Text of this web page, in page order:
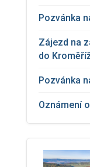
Pozvánka
Zájezd na
do
Pozvánka
Oznámení